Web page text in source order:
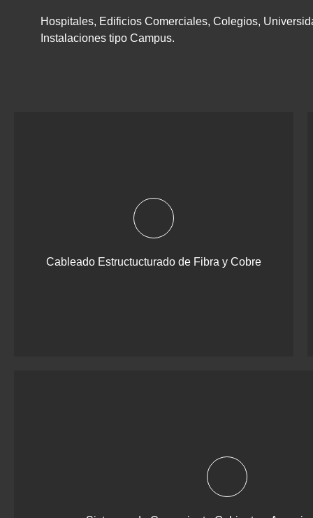
Hospitales, Edificios Comerciales, Colegios,
Instalaciones tipo Campus.
Cableado Estructucturado de Fibra y Cobre